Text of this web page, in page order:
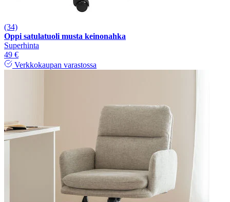
(34)
Oppi satulatuoli musta keinonahka
Superhinta
49 €
Verkkokaupan varastossa